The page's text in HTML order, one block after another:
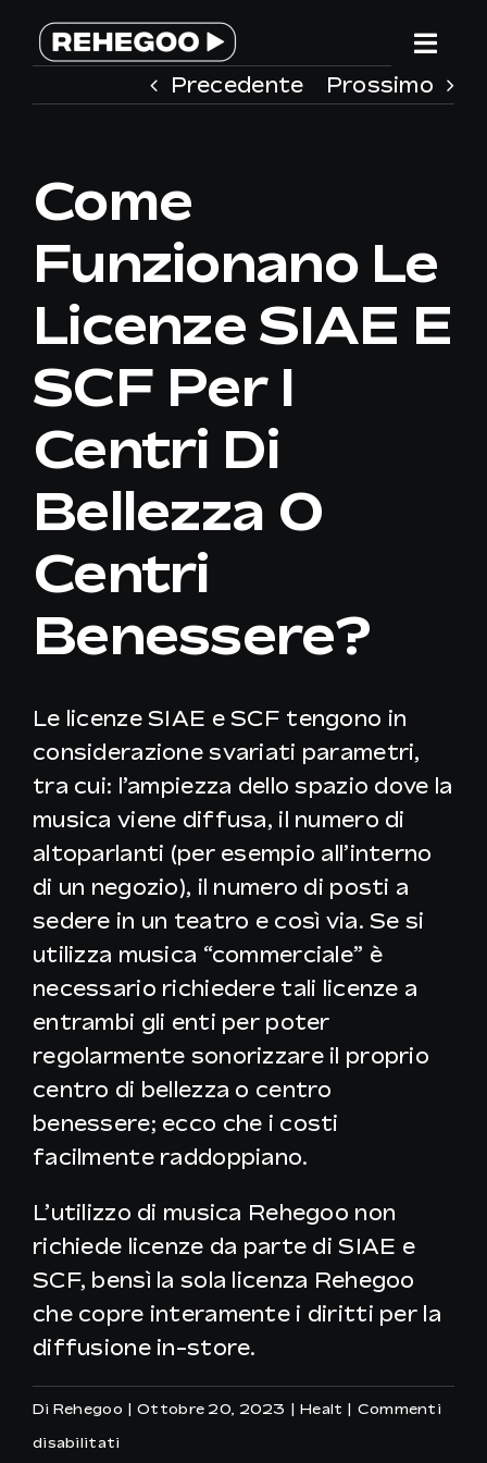
Salta
SERVIZI
PERCHE’ REHEGOO
WE ARE DIFFERENT
TEAM
CONTATTACI
IT
Precedente Prossimo
Come
Funzionano Le
Licenze SIAE E
SCF Per I
Centri Di
Bellezza O
Centri
Benessere?
Le licenze SIAE e SCF tengono in
considerazione svariati parametri,
tra cui: l’ampiezza dello spazio dove la
musica viene diffusa, il numero di
altoparlanti (per esempio all’interno
di un negozio), il numero di posti a
sedere in un teatro e così via. Se si
utilizza musica “commerciale” è
necessario richiedere tali licenze a
entrambi gli enti per poter
regolarmente sonorizzare il proprio
centro di bellezza o centro
benessere; ecco che i costi
facilmente raddoppiano.
L’utilizzo di musica Rehegoo non
richiede licenze da parte di SIAE e
SCF, bensì la sola licenza Rehegoo
che copre interamente i diritti per la
diffusione in-store.
Di Rehegoo | Ottobre 20, 2023 | Healt | Commenti
disabilitati